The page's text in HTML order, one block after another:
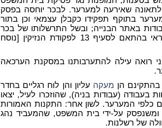
שאירעה למערער. לבכר יוחסה בפסק
בתוקף תפקידו כקבלן עצמאי וכן בתור
באתר הבנייה; ובשל התרשלותו של בכר
כמנהל עבודה, נמצא גם מעבידו, המשיב 1, אחראי בהתאם לסעיף 13 לפקודת הנזיקין [נוסח
רואה עילה להתערבותנו במסקנת הערכאה
מעקה עליון והן לוח רגליים בחדר
לתקנות הבטיחות בעבודה (עבודות בניה), שהוזכרו לעיל, יצאו
כלפי המערער. לשון אחר: התקנות האמורות
על-ידי בית המשפט, שהמעביד נהג
של רשלנות.